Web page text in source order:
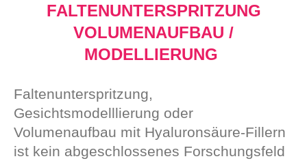
FALTENUNTERSPRITZUNG
VOLUMENAUFBAU /
MODELLIERUNG
Faltenunterspritzung,
Gesichtsmodelllierung oder
Volumenaufbau mit Hyaluronsäure-Fillern
ist kein abgeschlossenes Forschungsfeld